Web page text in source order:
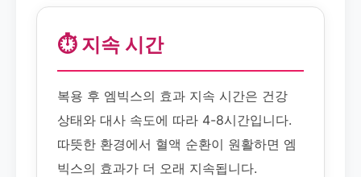
⏱️ 지속 시간
복용 후 엠빅스의 효과 지속 시간은 건강
상태와 대사 속도에 따라 4-8시간입니다.
따뜻한 환경에서 혈액 순환이 원활하면 엠
빅스의 효과가 더 오래 지속됩니다.